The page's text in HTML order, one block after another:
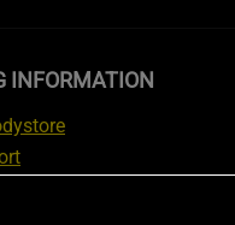
INFORMATION